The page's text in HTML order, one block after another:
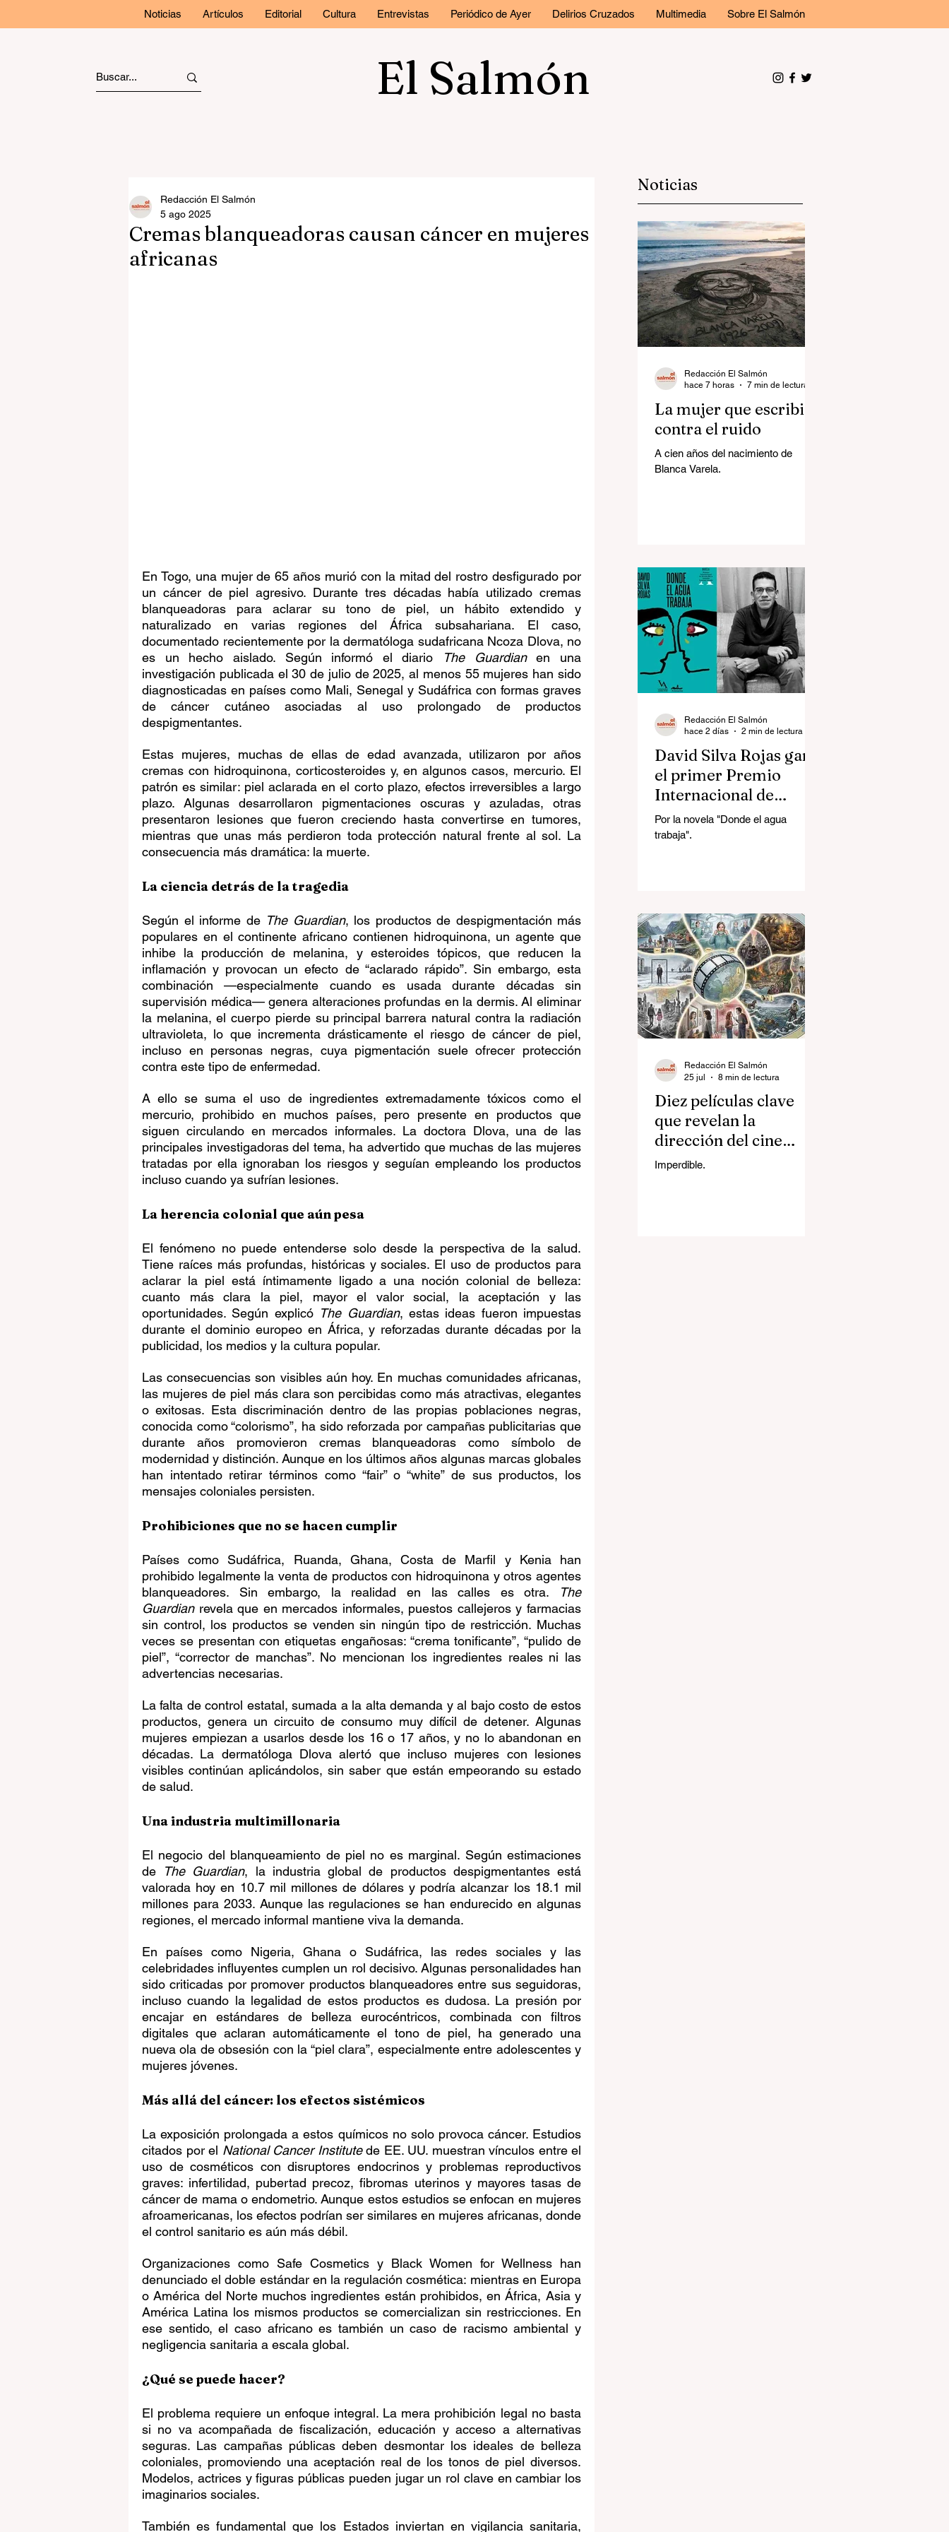
Noticias Artículos Editorial Cultura Entrevistas Periódico de Ayer Delirios Cruzados Multimedia Sobre El Salmón
El Salmón
Cremas blanqueadoras causan cáncer en mujeres
africanas
Redacción El Salmón
5 ago 2025
En Togo, una mujer de 65 años murió con la mitad del rostro desfigurado por
un cáncer de piel agresivo. Durante tres décadas había utilizado cremas
blanqueadoras para aclarar su tono de piel, un hábito extendido y
naturalizado en varias regiones del África subsahariana. El caso,
documentado recientemente por la dermatóloga sudafricana Ncoza Dlova, no
es un hecho aislado. Según informó el diario
The Guardian en una
investigación publicada el 30 de julio de 2025, al menos 55 mujeres han sido
diagnosticadas en países como Mali, Senegal y Sudáfrica con formas graves
de cáncer cutáneo asociadas al uso prolongado de productos
despigmentantes.
Estas mujeres, muchas de ellas de edad avanzada, utilizaron por años
cremas con hidroquinona, corticosteroides y, en algunos casos, mercurio. El
patrón es similar: piel aclarada en el corto plazo, efectos irreversibles a largo
plazo. Algunas desarrollaron pigmentaciones oscuras y azuladas, otras
presentaron lesiones que fueron creciendo hasta convertirse en tumores,
mientras que unas más perdieron toda protección natural frente al sol. La
consecuencia más dramática: la muerte.
La ciencia detrás de la tragedia
Según el informe de The Guardian, los productos de despigmentación más
populares en el continente africano contienen hidroquinona, un agente que
inhibe la producción de melanina, y esteroides tópicos, que reducen la
inflamación y provocan un efecto de “aclarado rápido”. Sin embargo, esta
combinación —especialmente cuando es usada durante décadas sin
supervisión médica— genera alteraciones profundas en la dermis. Al eliminar
la melanina, el cuerpo pierde su principal barrera natural contra la radiación
ultravioleta, lo que incrementa drásticamente el riesgo de cáncer de piel,
incluso en personas negras, cuya pigmentación suele ofrecer protección
contra este tipo de enfermedad.
A ello se suma el uso de ingredientes extremadamente tóxicos como el
mercurio, prohibido en muchos países, pero presente en productos que
siguen circulando en mercados informales. La doctora Dlova, una de las
principales investigadoras del tema, ha advertido que muchas de las mujeres
tratadas por ella ignoraban los riesgos y seguían empleando los productos
incluso cuando ya sufrían lesiones.
La herencia colonial que aún pesa
El fenómeno no puede entenderse solo desde la perspectiva de la salud.
Tiene raíces más profundas, históricas y sociales. El uso de productos para
aclarar la piel está íntimamente ligado a una noción colonial de belleza:
cuanto más clara la piel, mayor el valor social, la aceptación y las
oportunidades. Según explicó The Guardian, estas ideas fueron impuestas
durante el dominio europeo en África, y reforzadas durante décadas por la
publicidad, los medios y la cultura popular.
Las consecuencias son visibles aún hoy. En muchas comunidades africanas,
las mujeres de piel más clara son percibidas como más atractivas, elegantes
o exitosas. Esta discriminación dentro de las propias poblaciones negras,
conocida como “colorismo”, ha sido reforzada por campañas publicitarias que
durante años promovieron cremas blanqueadoras como símbolo de
modernidad y distinción. Aunque en los últimos años algunas marcas globales
han intentado retirar términos como “fair” o “white” de sus productos, los
mensajes coloniales persisten.
Prohibiciones que no se hacen cumplir
Países como Sudáfrica, Ruanda, Ghana, Costa de Marfil y Kenia han
prohibido legalmente la venta de productos con hidroquinona y otros agentes
blanqueadores. Sin embargo, la realidad en las calles es otra.
The
Guardian revela que en mercados informales, puestos callejeros y farmacias
sin control, los productos se venden sin ningún tipo de restricción. Muchas
veces se presentan con etiquetas engañosas: “crema tonificante”, “pulido de
piel”, “corrector de manchas”. No mencionan los ingredientes reales ni las
advertencias necesarias.
La falta de control estatal, sumada a la alta demanda y al bajo costo de estos
productos, genera un circuito de consumo muy difícil de detener. Algunas
mujeres empiezan a usarlos desde los 16 o 17 años, y no lo abandonan en
décadas. La dermatóloga Dlova alertó que incluso mujeres con lesiones
visibles continúan aplicándolos, sin saber que están empeorando su estado
de salud.
Una industria multimillonaria
El negocio del blanqueamiento de piel no es marginal. Según estimaciones
de
The Guardian, la industria global de productos despigmentantes está
valorada hoy en 10.7 mil millones de dólares y podría alcanzar los 18.1 mil
millones para 2033. Aunque las regulaciones se han endurecido en algunas
regiones, el mercado informal mantiene viva la demanda.
En países como Nigeria, Ghana o Sudáfrica, las redes sociales y las
celebridades influyentes cumplen un rol decisivo. Algunas personalidades han
sido criticadas por promover productos blanqueadores entre sus seguidoras,
incluso cuando la legalidad de estos productos es dudosa. La presión por
encajar en estándares de belleza eurocéntricos, combinada con filtros
digitales que aclaran automáticamente el tono de piel, ha generado una
nueva ola de obsesión con la “piel clara”, especialmente entre adolescentes y
mujeres jóvenes.
Más allá del cáncer: los efectos sistémicos
La exposición prolongada a estos químicos no solo provoca cáncer. Estudios
citados por el National Cancer Institute de EE. UU. muestran vínculos entre el
uso de cosméticos con disruptores endocrinos y problemas reproductivos
graves: infertilidad, pubertad precoz, fibromas uterinos y mayores tasas de
cáncer de mama o endometrio. Aunque estos estudios se enfocan en mujeres
afroamericanas, los efectos podrían ser similares en mujeres africanas, donde
el control sanitario es aún más débil.
Organizaciones como Safe Cosmetics y Black Women for Wellness han
denunciado el doble estándar en la regulación cosmética: mientras en Europa
o América del Norte muchos ingredientes están prohibidos, en África, Asia y
América Latina los mismos productos se comercializan sin restricciones. En
ese sentido, el caso africano es también un caso de racismo ambiental y
negligencia sanitaria a escala global.
¿Qué se puede hacer?
El problema requiere un enfoque integral. La mera prohibición legal no basta
si no va acompañada de fiscalización, educación y acceso a alternativas
seguras. Las campañas públicas deben desmontar los ideales de belleza
coloniales, promoviendo una aceptación real de los tonos de piel diversos.
Modelos, actrices y figuras públicas pueden jugar un rol clave en cambiar los
imaginarios sociales.
También es fundamental que los Estados inviertan en vigilancia sanitaria,
Noticias
La mujer que escribió
contra el ruido
A cien años del nacimiento de
Blanca Varela.
Redacción El Salmón
hace 7 horas
7 min de lectura
David Silva Rojas ganó
el primer Premio
Internacional de
Novela Breve Almadía
Ventosa-Arrufat
Por la novela "Donde el agua
trabaja".
Redacción El Salmón
hace 2 días
2 min de lectura
Diez películas clave
que revelan la
dirección del cine
contemporáneo
Imperdible.
Redacción El Salmón
25 jul
8 min de lectura